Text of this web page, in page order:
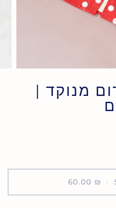
מנוקד |
•
60.00 ₪